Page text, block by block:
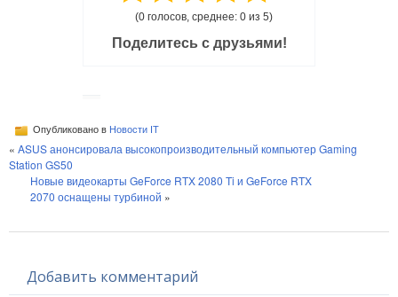
(0 голосов, среднее: 0 из 5)
Поделитесь с друзьями!
Опубликовано в Новости IT
« ASUS анонсировала высокопроизводительный компьютер Gaming
Station GS50
Новые видеокарты GeForce RTX 2080 Ti и GeForce RTX
2070 оснащены турбиной »
Добавить комментарий